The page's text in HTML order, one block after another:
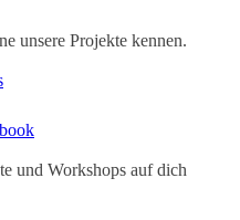
unsere Projekte kennen.
und Workshops auf dich